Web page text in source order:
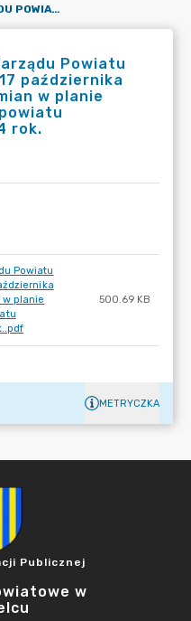
UCHWAŁA NR 363 2014 ZARZĄDU POWIATU ZGORZELECKIEGO Z DNIA 17 PAŹDZIERNIKA 2014 ROKU W SPRAWIE ZMIAN W PLANIE WYDATKÓW W BUDŻECIE POWIATU ZGORZELECKIEGO NA 2014 ROK.
Powiatu
października
w planie
rok.
Powiatu
planie
500.69 KB
METRYCZKA
Publicznej
w